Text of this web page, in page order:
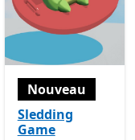
Nouveau
Sledding
Game